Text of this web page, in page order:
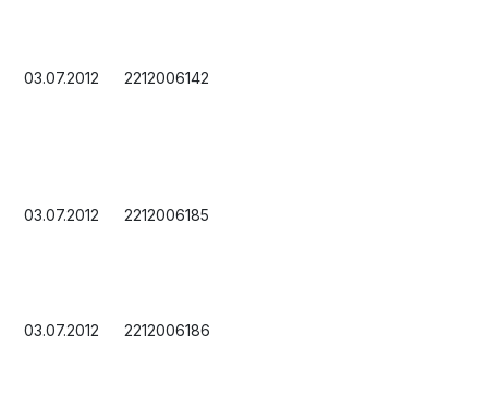
03.07.2012 2212006142
03.07.2012 2212006185
03.07.2012 2212006186